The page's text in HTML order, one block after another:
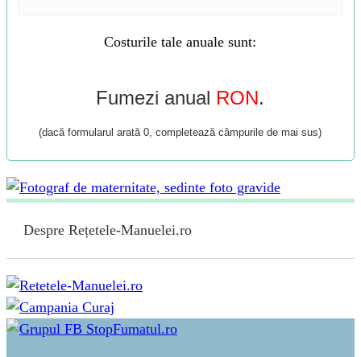
Costurile tale anuale sunt:
Fumezi anual RON.
(dacă formularul arată 0, completează câmpurile de mai sus)
Despre Rețetele-Manuelei.ro